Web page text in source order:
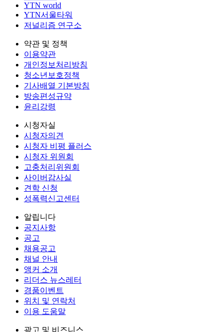
YTN world
YTN서울타워
저널리즘 연구소
약관 및 정책
이용약관
개인정보처리방침
청소년보호정책
기사배열 기본방침
방송편성규약
윤리강령
시청자실
시청자의견
시청자 비평 플러스
시청자 위원회
고충처리위원회
사이버감사실
견학 신청
성폭력신고센터
알립니다
공지사항
공고
채용공고
채널 안내
앵커 소개
리더스 뉴스레터
경품이벤트
위치 및 연락처
이용 도움말
광고 및 비즈니스